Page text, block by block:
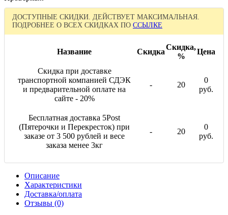
ДОСТУПНЫЕ СКИДКИ. ДЕЙСТВУЕТ МАКСИМАЛЬНАЯ.
ПОДРОБНЕЕ О ВСЕХ СКИДКАХ ПО ССЫЛКЕ
Название Скидка
Скидка,
%
Цена
Скидка при доставке
транспортной компанией СДЭК
и предварительной оплате на
сайте - 20%
- 20
0
руб.
Бесплатная доставка 5Post
(Пятерочки и Перекресток) при
заказе от 3 500 рублей и весе
заказа менее 3кг
- 20
0
руб.
Описание
Характеристики
Доставка/оплата
Отзывы (0)